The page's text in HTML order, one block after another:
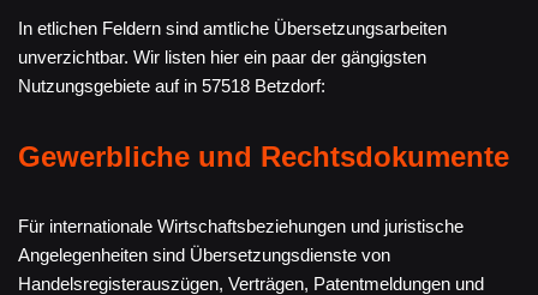
In etlichen Feldern sind amtliche Übersetzungsarbeiten
unverzichtbar. Wir listen hier ein paar der gängigsten
Nutzungsgebiete auf in 57518 Betzdorf:
Gewerbliche und Rechtsdokumente
Für internationale Wirtschaftsbeziehungen und juristische
Angelegenheiten sind Übersetzungsdienste von
Handelsregisterauszügen, Verträgen, Patentmeldungen und